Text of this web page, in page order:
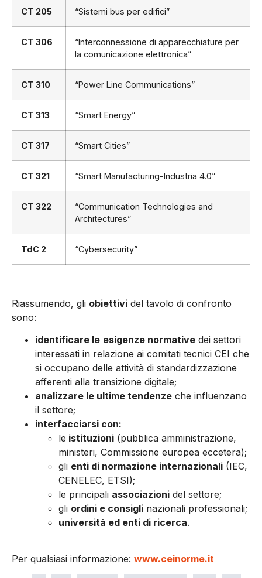
CT 205 “Sistemi bus per edifici”
CT 306
“Interconnessione di apparecchiature per
la comunicazione elettronica”
CT 310 “Power Line Communications”
CT 313 “Smart Energy”
CT 317 “Smart Cities”
CT 321 “Smart Manufacturing-Industria 4.0”
CT 322
“Communication Technologies and
Architectures”
TdC 2 “Cybersecurity”
Riassumendo, gli obiettivi del tavolo di confronto
sono:
identificare le esigenze normative dei settori
interessati in relazione ai comitati tecnici CEI che
si occupano delle attività di standardizzazione
afferenti alla transizione digitale;
analizzare le ultime tendenze che influenzano
il settore;
interfacciarsi con:
le istituzioni (pubblica amministrazione,
ministeri, Commissione europea eccetera);
gli enti di normazione internazionali (IEC,
CENELEC, ETSI);
le principali associazioni del settore;
gli ordini e consigli nazionali professionali;
università ed enti di ricerca.
Per qualsiasi informazione: www.ceinorme.it